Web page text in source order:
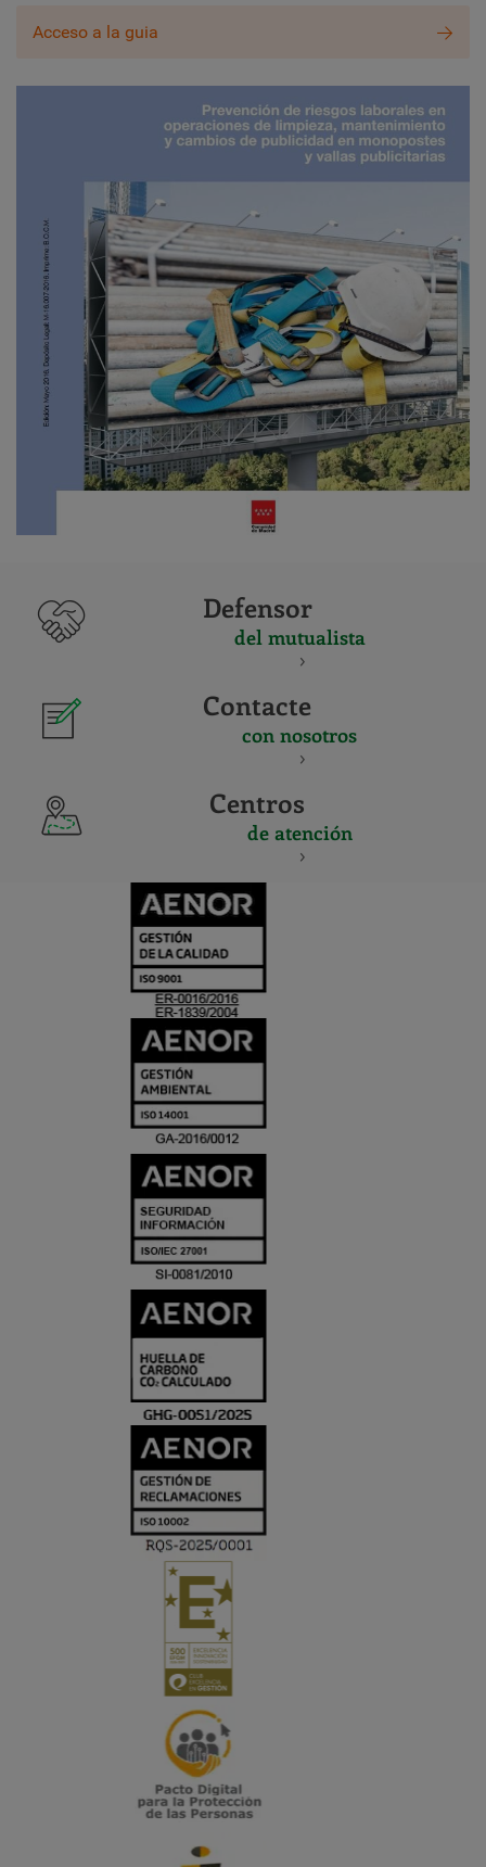
Acceso a la guia
Defensor
del mutualista
Contacte
con nosotros
Centros
de atención